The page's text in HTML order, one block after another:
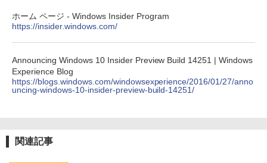
ホーム ページ - Windows Insider Program
https://insider.windows.com/
Announcing Windows 10 Insider Preview Build 14251 | Windows
Experience Blog
https://blogs.windows.com/windowsexperience/2016/01/27/anno
uncing-windows-10-insider-preview-build-14251/
関連記事